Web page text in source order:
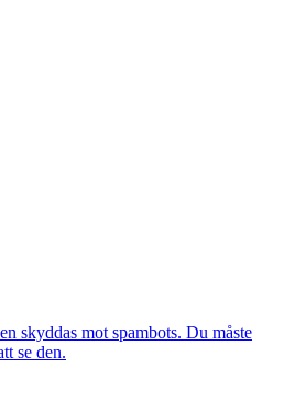
skyddas mot spambots. Du måste
se den.